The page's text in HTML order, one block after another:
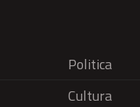
Politica
Cultura